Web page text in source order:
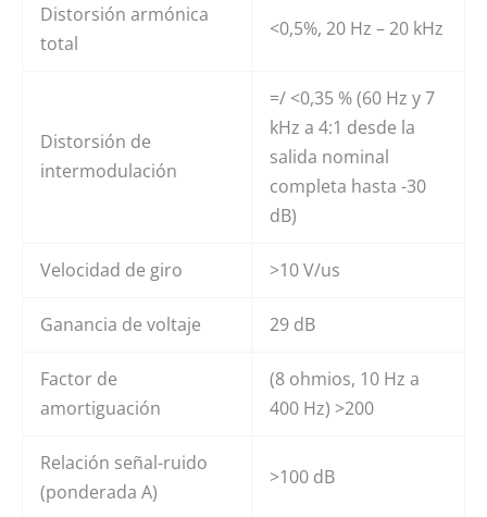
Distorsión armónica
total
<0,5%, 20 Hz – 20 kHz
Distorsión de
intermodulación
=/ <0,35 % (60 Hz y 7
kHz a 4:1 desde la
salida nominal
completa hasta -30
dB)
Velocidad de giro >10 V/us
Ganancia de voltaje 29 dB
Factor de
amortiguación
(8 ohmios, 10 Hz a
400 Hz) >200
Relación señal-ruido
(ponderada A)
>100 dB